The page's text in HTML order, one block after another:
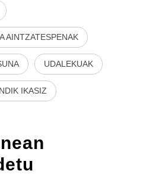
AINTZATESPENAK
UDALEKUAK
IKASIZ